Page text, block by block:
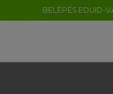
BELÉPÉS EDUID-